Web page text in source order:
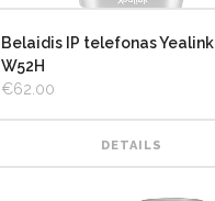
Belaidis IP telefonas Yealink
W52H
€62.00
DETAILS